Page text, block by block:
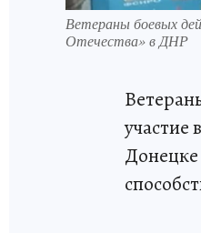
Ветераны боевых
Отечества» в ДНР